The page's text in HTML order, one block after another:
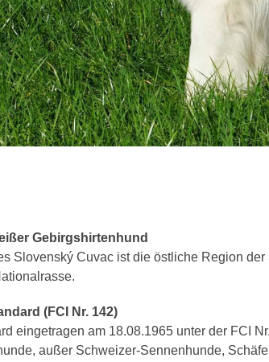
Gebirgshirtenhund
Slovenský Cuvac ist die östliche Region
(FCI Nr. 142)
eingetragen am 18.08.1965 unter der FCI
außer Schweizer-Sennenhunde,